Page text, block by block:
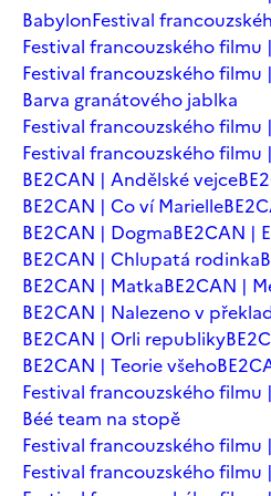
BabylonFestival
Festival francouzského filmu
Festival francouzského filmu
Barva granátového jablka
Festival francouzského filmu
Festival francouzského filmu
BE2CAN | Andělské vejce
BE2CAN | Co ví Marielle
BE2CAN | DogmaBE2CAN |
BE2CAN | Chlupatá rodinka
BE2CAN | MatkaBE2CAN |
BE2CAN | Nalezeno v
BE2CAN | Orli republiky
BE2CAN | Teorie všeho
Festival francouzského filmu
Béé team na stopě
Festival francouzského filmu
Festival francouzského filmu